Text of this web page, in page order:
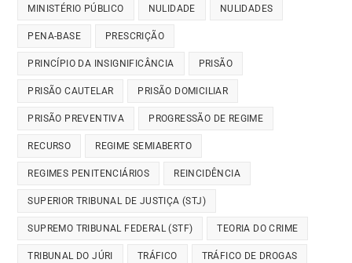
MINISTÉRIO PÚBLICO NULIDADE NULIDADES
PENA-BASE PRESCRIÇÃO
PRINCÍPIO DA INSIGNIFICÂNCIA PRISÃO
PRISÃO CAUTELAR PRISÃO DOMICILIAR
PRISÃO PREVENTIVA PROGRESSÃO DE REGIME
RECURSO REGIME SEMIABERTO
REGIMES PENITENCIÁRIOS REINCIDÊNCIA
SUPERIOR TRIBUNAL DE JUSTIÇA (STJ)
SUPREMO TRIBUNAL FEDERAL (STF) TEORIA DO CRIME
TRIBUNAL DO JÚRI TRÁFICO TRÁFICO DE DROGAS